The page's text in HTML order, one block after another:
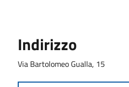
Indirizzo
Via Bartolomeo Gualla, 15